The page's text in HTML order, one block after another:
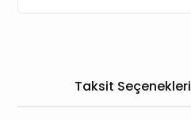
Taksit Seçenekleri